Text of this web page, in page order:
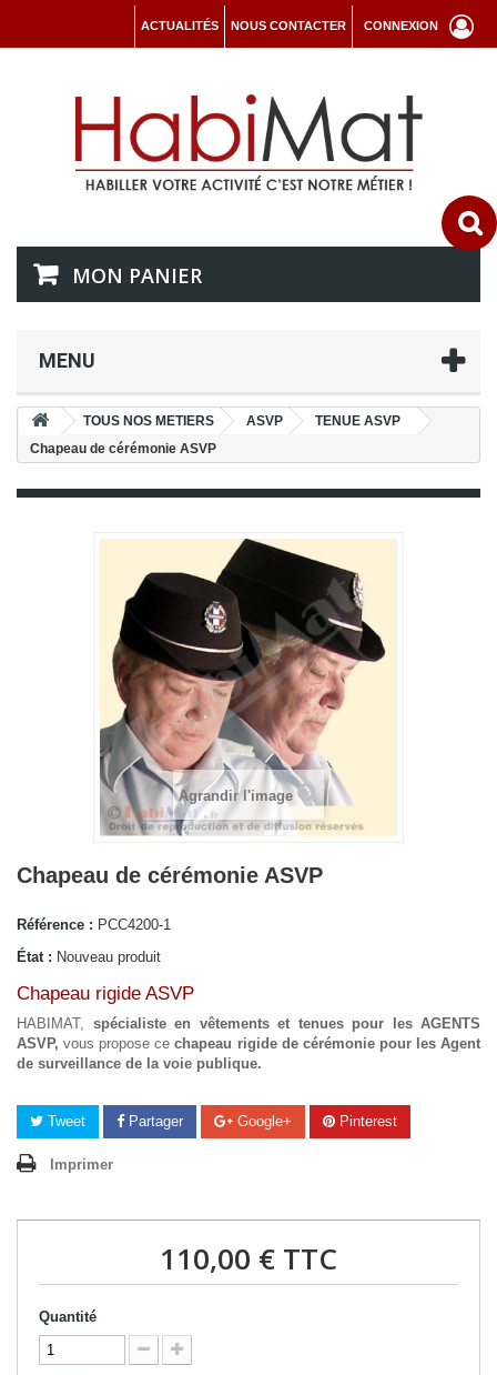
CONNEXION
NOUS CONTACTER
ACTUALITÉS
MON PANIER
MENU
TOUS NOS METIERS ASVP
TENUE ASVP
Chapeau de cérémonie ASVP
Agrandir l'image
Chapeau de cérémonie ASVP
Référence : PCC4200-1
État : Nouveau produit
Chapeau rigide ASVP
HABIMAT, spécialiste en vêtements et tenues pour les AGENTS
ASVP, vous propose cechapeau rigide de cérémonie pour les Agent
de surveillance de la voie publique.
Tweet Partager Google+ Pinterest
Imprimer
110,00 € TTC
Quantité